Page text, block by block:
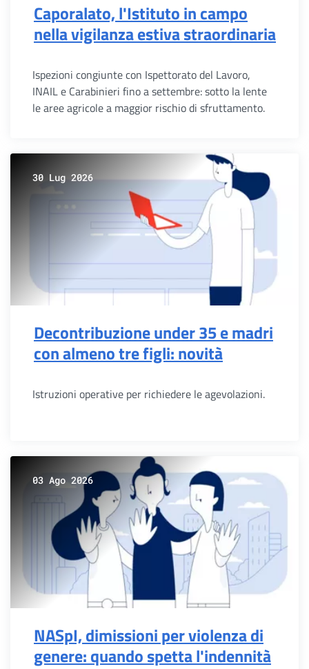
Caporalato, l'Istituto in campo
nella vigilanza estiva straordinaria
Ispezioni congiunte con Ispettorato del Lavoro,
INAIL e Carabinieri fino a settembre: sotto la lente
le aree agricole a maggior rischio di sfruttamento.
30 Lug 2026
Decontribuzione under 35 e madri
con almeno tre figli: novità
Istruzioni operative per richiedere le agevolazioni.
03 Ago 2026
NASpI, dimissioni per violenza di
genere: quando spetta l'indennità